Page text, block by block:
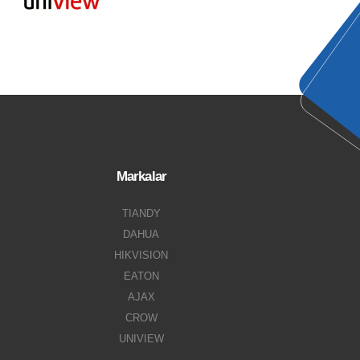
Markalar
TIANDY
DAHUA
HIKVISION
EATON
AJAX
CROW
UNIVIEW